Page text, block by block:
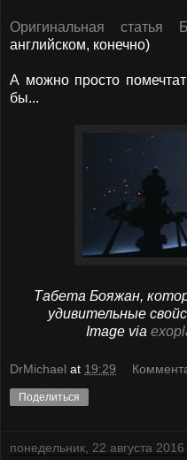
Оригинальная статья
английском, конечно)
А можно просто
бы...
Табета Бояжан,
удивительные
Image via
DrMichael at 19:29
Поделиться
понедельник, 22 августа 2016